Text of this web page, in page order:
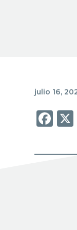
julio 16,